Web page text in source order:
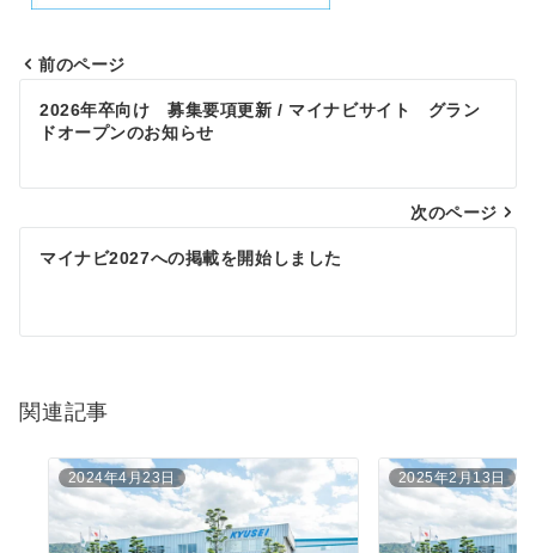
前のページ
2026年卒向け 募集要項更新 / マイナビサイト グラン
ドオープンのお知らせ
次のページ
マイナビ2027への掲載を開始しました
関連記事
2024年4月23日 2025年2月13日